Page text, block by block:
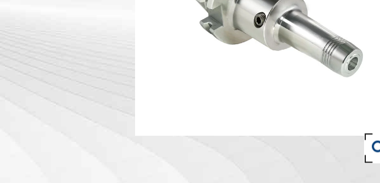
Portautensili DIN 69871-SK
Portautensili DIN 69871-ISO
Portautensili ANSI B5.50 SCAT/CAT
DIN69893 (ISO12164-1)-HSK-T